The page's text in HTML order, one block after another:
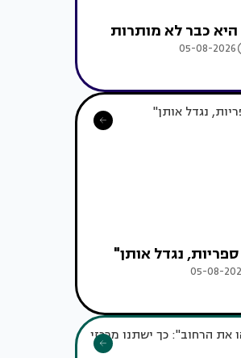
כבר לא מותרות
05-08-2026
נגדל אותן"
05-08-